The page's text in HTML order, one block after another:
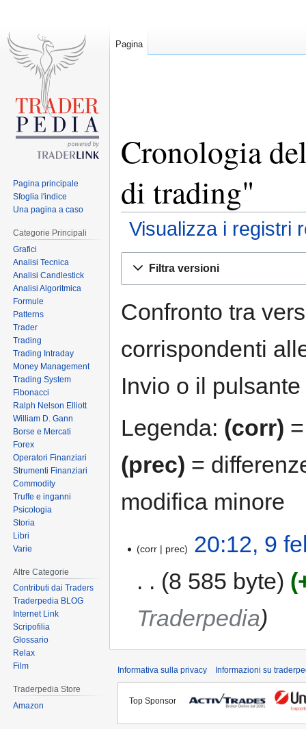
Cronologia
di trading"
Visualizza i registri
Filtra versioni
Confronto tra
corrispondenti
Invio o il
Legenda: (corr)
(prec) =
modifica minore
corr prec
20:12, 9
8 585 byte
Traderpedia
Pagina
Pagina principale
Sfoglia l'indice
Una pagina a caso
Categorie Principali
Grafici
Analisi Tecnica
Analisi Candlestick
Analisi Algoritmica
Formule
Patterns
Trader
Trading
Trading Intraday
Money Management
Trading System
Fibonacci
Ralph Nelson Elliott
William D. Gann
Borse e Mercati
Forex
Operatori Finanziari
Strumenti Finanziari
Commodity
Truffe e inganni
Psicologia
Storia
Libri
Varie
Altre Categorie
Contributi dai Traders
Traderpedia BLOG
Internet Link
Scripofilia
Glossario
Relax
Film
Traderpedia Store
Amazon
Informativa sulla privacy Informazioni su
Top Sponsor